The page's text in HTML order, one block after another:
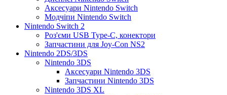
Аксесуари Nintendo Switch
Модчіпи Nintendo Switch
Nintendo Switch 2
Роз'єми USB Type-C, конектори
Запчастини для Joy-Con NS2
Nintendo 2DS/3DS
Nintendo 3DS
Аксесуари Nintendo 3DS
Запчастини Nintendo 3DS
Nintendo 3DS XL